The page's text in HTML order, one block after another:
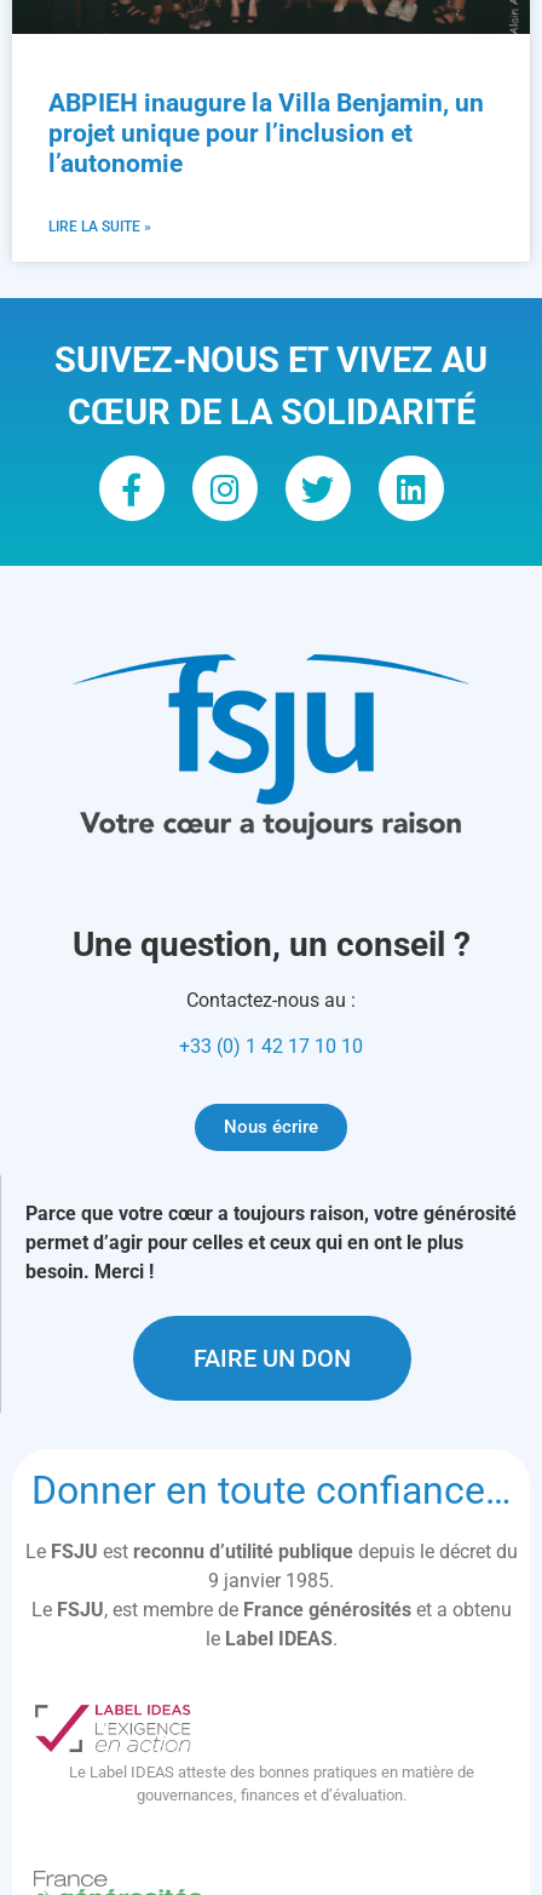
ABPIEH inaugure la Villa Benjamin, un
projet unique pour l’inclusion et
l’autonomie
LIRE LA SUITE »
SUIVEZ-NOUS ET VIVEZ AU
CŒUR DE LA SOLIDARITÉ
Une question, un conseil ?
Contactez-nous au :
+33 (0) 1 42 17 10 10
Nous écrire
Parce que votre cœur a toujours raison, votre générosité
permet d’agir pour celles et ceux qui en ont le plus
besoin. Merci !
FAIRE UN DON
Donner en toute confiance…
Le FSJU est reconnu d’utilité publique depuis le décret du
9 janvier 1985.
Le FSJU, est membre de France générositéset a obtenu
le Label IDEAS.
Le Label IDEAS atteste des bonnes pratiques en matière de
gouvernances, finances et d’évaluation.